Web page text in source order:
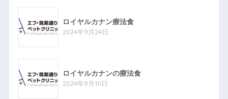
ロイヤルカナン療法食
2024年9月24日
ロイヤルカナンの療法食
2024年9月10日